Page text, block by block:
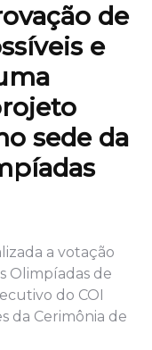
de
e
sede da
a votação
Olimpíadas de
do COI
da Cerimônia de